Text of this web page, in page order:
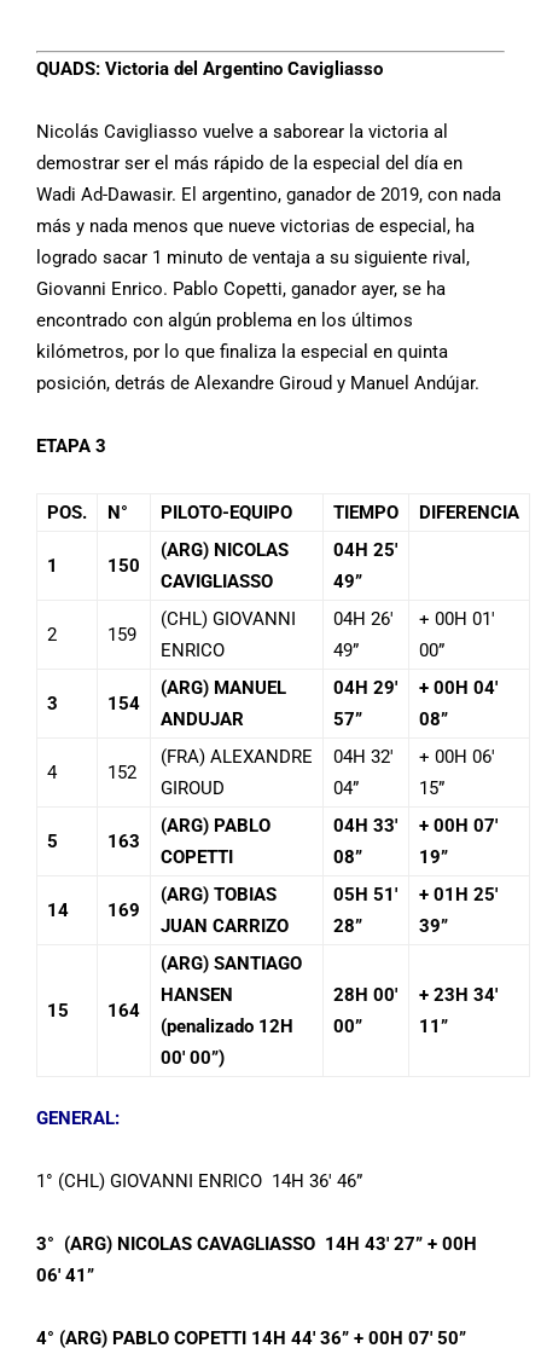
QUADS: Victoria del Argentino Cavigliasso
Nicolás Cavigliasso vuelve a saborear la victoria al
demostrar ser el más rápido de la especial del día en
Wadi Ad-Dawasir. El argentino, ganador de 2019, con nada
más y nada menos que nueve victorias de especial, ha
logrado sacar 1 minuto de ventaja a su siguiente rival,
Giovanni Enrico. Pablo Copetti, ganador ayer, se ha
encontrado con algún problema en los últimos
kilómetros, por lo que finaliza la especial en quinta
posición, detrás de Alexandre Giroud y Manuel Andújar.
ETAPA 3
POS. N° PILOTO-EQUIPO TIEMPO DIFERENCIA
1 150
(ARG) NICOLAS
CAVIGLIASSO
04H 25′
49”
2 159
(CHL) GIOVANNI
ENRICO
04H 26′
49”
+ 00H 01′
00”
3 154
(ARG) MANUEL
ANDUJAR
04H 29′
57”
+ 00H 04′
08”
4 152
(FRA) ALEXANDRE
GIROUD
04H 32′
04”
+ 00H 06′
15”
5 163
(ARG) PABLO
COPETTI
04H 33′
08”
+ 00H 07′
19”
14 169
(ARG) TOBIAS
JUAN CARRIZO
05H 51′
28”
+ 01H 25′
39”
15 164
(ARG) SANTIAGO
HANSEN
(penalizado 12H
00′ 00”)
28H 00′
00”
+ 23H 34′
11”
GENERAL:
1° (CHL) GIOVANNI ENRICO 14H 36′ 46”
3° (ARG) NICOLAS CAVAGLIASSO 14H 43′ 27” + 00H
06′ 41”
4° (ARG) PABLO COPETTI 14H 44′ 36” + 00H 07′ 50”